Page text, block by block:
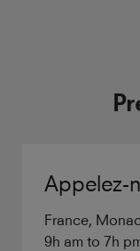
Appelez-
France,
9h am to 7h